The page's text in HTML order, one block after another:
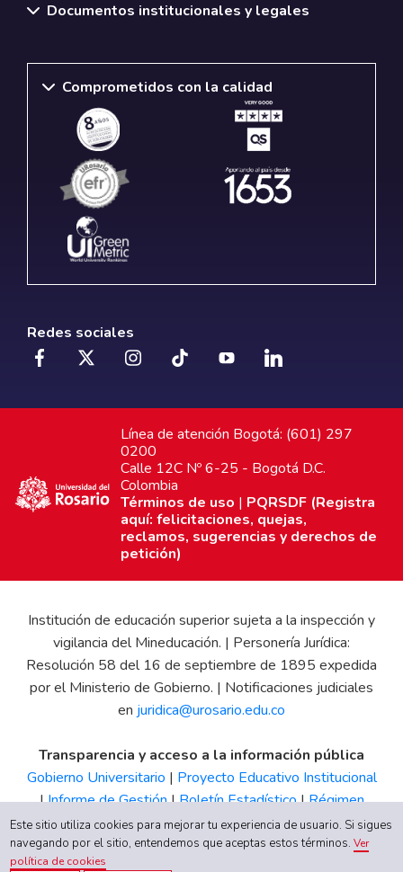
Documentos institucionales y legales
Comprometidos con la calidad
Redes sociales
Línea de atención Bogotá: (601) 297
0200
Calle 12C Nº 6-25 - Bogotá D.C.
Colombia
Términos de uso | PQRSDF (Registra
aquí: felicitaciones, quejas,
reclamos, sugerencias y derechos de
petición)
Institución de educación superior sujeta a la inspección y
vigilancia del Mineducación. | Personería Jurídica:
Resolución 58 del 16 de septiembre de 1895 expedida
por el Ministerio de Gobierno. | Notificaciones judiciales
en juridica@urosario.edu.co
Transparencia y acceso a la información pública
Gobierno Universitario | Proyecto Educativo Institucional
|Informe de Gestión|Boletín Estadístico|Régimen
Tributario|Estados Financieros |Código de Ética| Canal
de Integridad UR
Este sitio utiliza cookies para mejorar tu experiencia de usuario. Si sigues
navegando por el sitio, entendemos que aceptas estos términos.Ver
política de cookies